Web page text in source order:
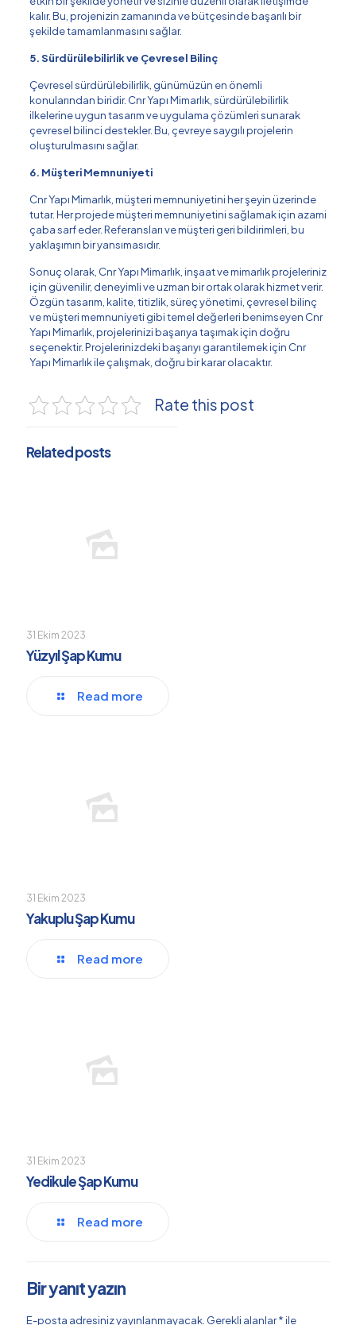
kalır. Bu, projenizin zamanında ve bütçesinde başarılı bir
şekilde tamamlanmasını sağlar.
5. Sürdürülebilirlik ve Çevresel Bilinç
Çevresel sürdürülebilirlik, günümüzün en önemli
konularından biridir. Cnr Yapı Mimarlık, sürdürülebilirlik
ilkelerine uygun tasarım ve uygulama çözümleri sunarak
çevresel bilinci destekler. Bu, çevreye saygılı projelerin
oluşturulmasını sağlar.
6. Müşteri Memnuniyeti
Cnr Yapı Mimarlık, müşteri memnuniyetini her şeyin üzerinde
tutar. Her projede müşteri memnuniyetini sağlamak için azami
çaba sarf eder. Referansları ve müşteri geri bildirimleri, bu
yaklaşımın bir yansımasıdır.
Sonuç olarak, Cnr Yapı Mimarlık, inşaat ve mimarlık projeleriniz
için güvenilir, deneyimli ve uzman bir ortak olarak hizmet verir.
Özgün tasarım, kalite, titizlik, süreç yönetimi, çevresel bilinç
ve müşteri memnuniyeti gibi temel değerleri benimseyen Cnr
Yapı Mimarlık, projelerinizi başarıya taşımak için doğru
seçenektir. Projelerinizdeki başarıyı garantilemek için Cnr
Yapı Mimarlık ile çalışmak, doğru bir karar olacaktır.
Rate this post
Related posts
31 Ekim 2023
Yüzyıl Şap Kumu
Read more
31 Ekim 2023
Yakuplu Şap Kumu
Read more
31 Ekim 2023
Yedikule Şap Kumu
Read more
Bir yanıt yazın
E-posta adresiniz yayınlanmayacak. Gerekli alanlar*ile